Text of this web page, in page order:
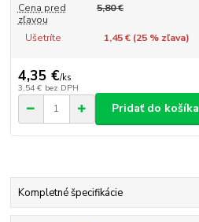
Cena pred
zľavou
5,80 €
Ušetríte 1,45 € (25% zľava)
4,35 €/ks
3,54 € bez DPH
Pridať do košíka
Kompletné špecifikácie